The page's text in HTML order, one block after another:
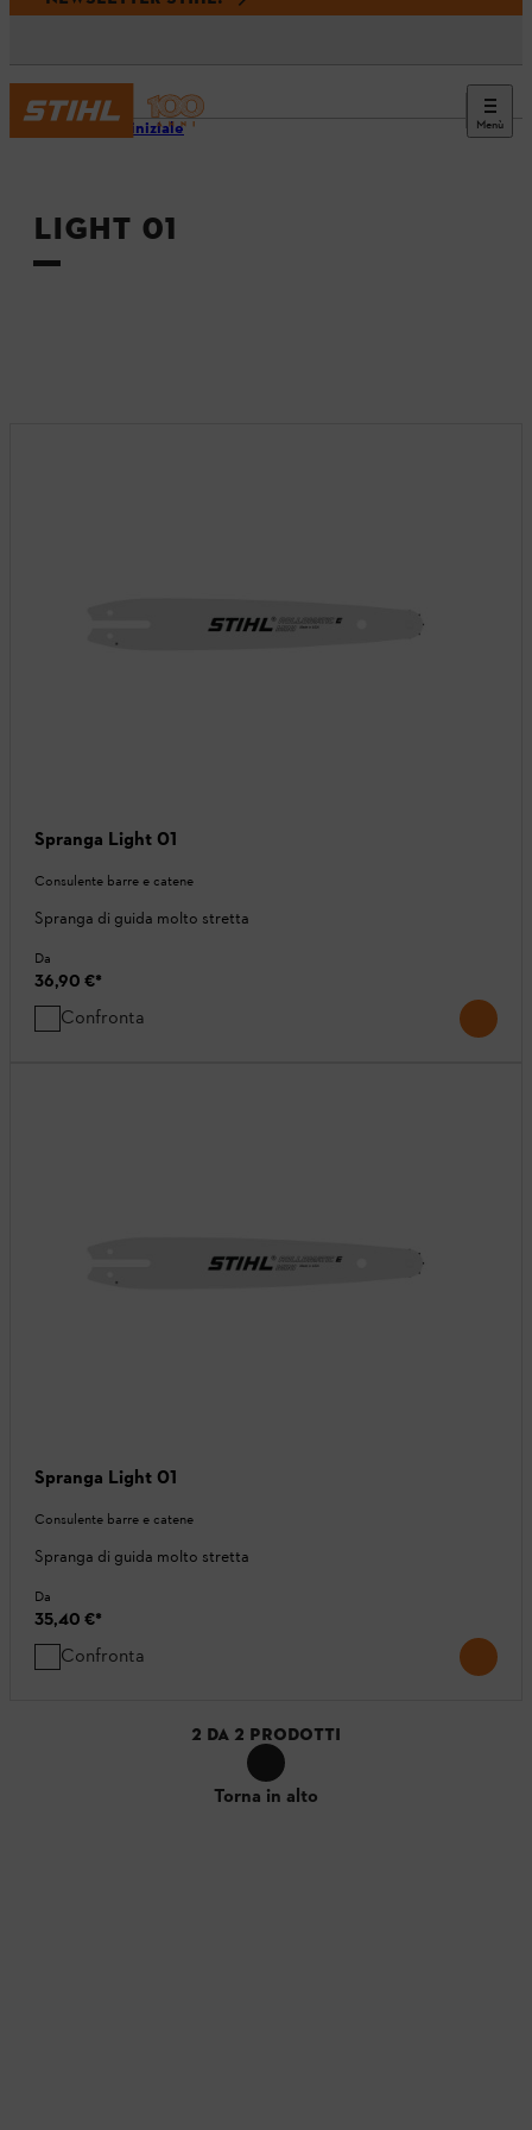
Menù
Pagina iniziale
LIGHT 01
Spranga Light 01
Consulente barre e catene
Spranga di guida molto stretta
Da
36,90 €*
Confronta
Spranga Light 01
Consulente barre e catene
Spranga di guida molto stretta
Da
35,40 €*
Confronta
2 DA 2 PRODOTTI
Torna in alto